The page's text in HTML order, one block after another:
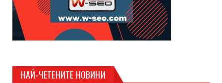
НАЙ-ЧЕТЕНИТЕ НОВИНИ